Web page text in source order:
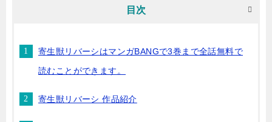
目次
寄生獣リバーシはマンガBANGで3巻まで全話無料で
読むことができます。
寄生獣リバーシ 作品紹介